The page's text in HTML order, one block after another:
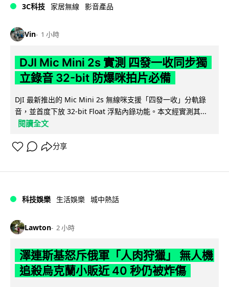
3C科技 家居無線 影音產品
Vin 1 小時
DJI Mic Mini 2s 實測 四發一收同步獨
立錄音 32-bit 防爆咪拍片必備
DJI 最新推出的 Mic Mini 2s 無線咪支援「四發一收」分軌錄
音，並首度下放 32-bit Float 浮點內錄功能。本文經實測其...
閱讀全文
分享
科技娛樂 生活娛樂 城中熱話
Lawton 2 小時
澤連斯基怒斥俄軍「人肉狩獵」 無人機
追殺烏克蘭小販近 40 秒仍被炸傷